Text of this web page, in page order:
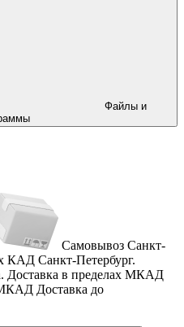
Самовывоз Санкт-
КАД Санкт-Петербург.
Доставка в пределах МКАД
МКАД Доставка до